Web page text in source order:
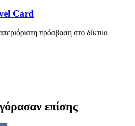
Card
πρόσβαση στο δίκτυο
επίσης